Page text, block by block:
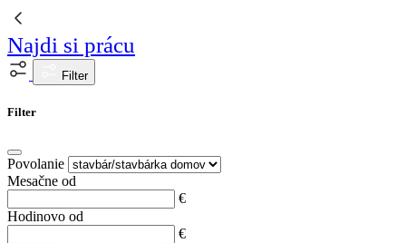
Najdi si prácu
Filter
Filter
Povolanie
Mesačne od
€
Hodinovo od
€